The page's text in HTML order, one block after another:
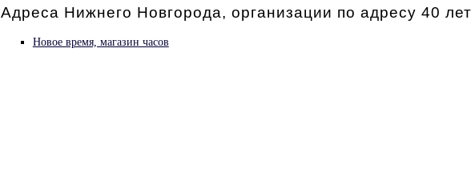
Адреса Нижнего Новгорода, организации по адресу 40 лет
Новое время, магазин часов